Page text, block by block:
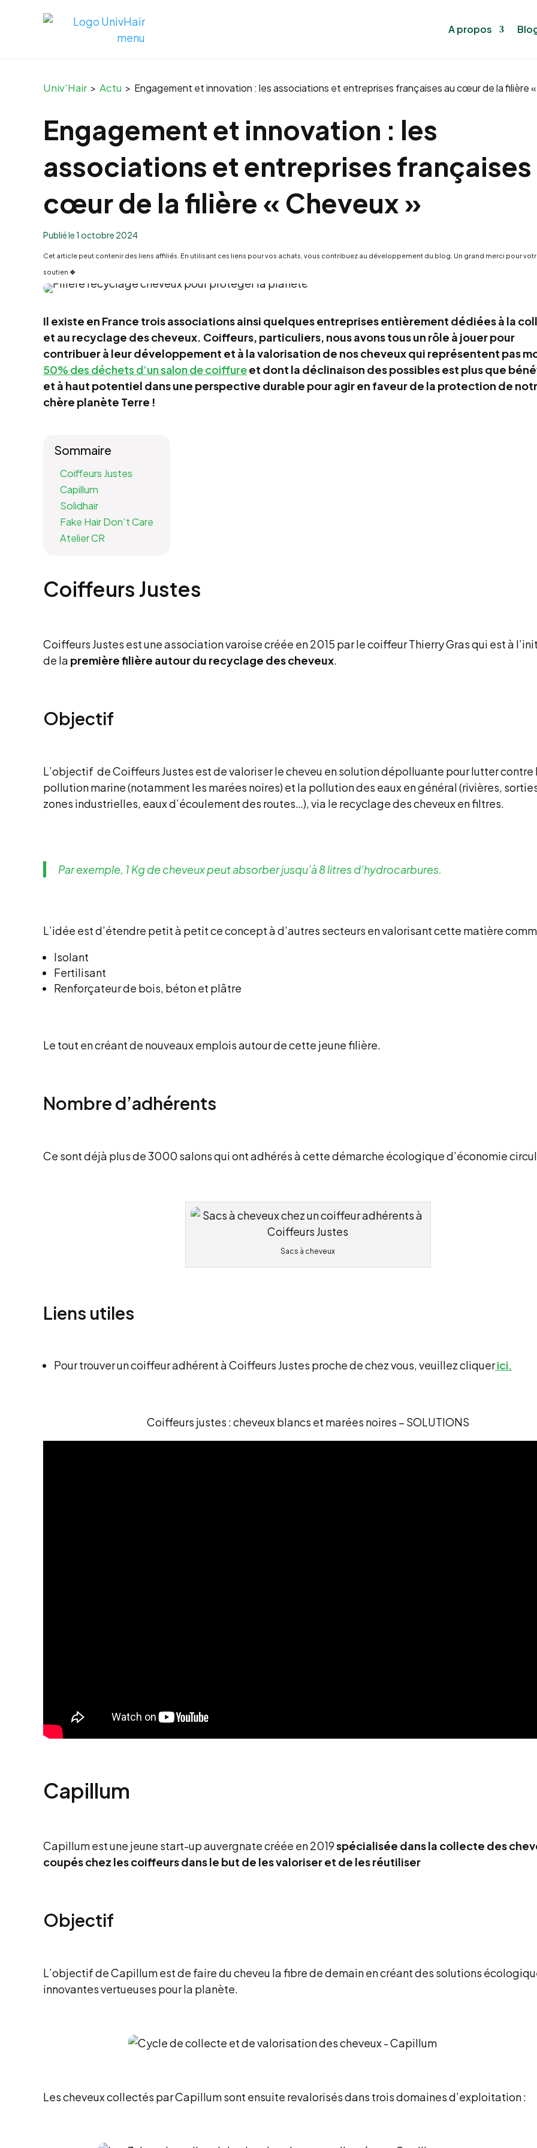
A propos
Univ'Hair > Actu > Engagement et innovation : les associations et entreprises françaises au cœur de la filière
Engagement et innovation : les
associations et entreprises françaises
cœur de la filière « Cheveux »
Publié le 1 octobre 2024
Cet article peut contenir des liens affiliés. En utilisant ces liens pour vos achats, vous contribuez au développement du blog. Un grand merci pour
soutien 🍀
Il existe en France trois associations ainsi quelques entreprises entièrement dédiées à la
et au recyclage des cheveux. Coiffeurs, particuliers, nous avons tous un rôle à jouer pour
contribuer à leur développement et à la valorisation de nos cheveux qui représentent pas
50% des déchets d’un salon de coiffureet dont la déclinaison des possibles est plus que
et à haut potentiel dans une perspective durable pour agir en faveur de la protection de
chère planète Terre !
Sommaire
Coiffeurs Justes
Capillum
Solidhair
Fake Hair Don’t Care
Atelier CR
Coiffeurs Justes
Coiffeurs Justes est une association varoise créée en 2015 par le coiffeur Thierry Gras qui est à
de la première filière autour du recyclage des cheveux.
Objectif
L’objectif de Coiffeurs Justes est de valoriser le cheveu en solution dépolluante pour lutter contre
pollution marine (notamment les marées noires) et la pollution des eaux en général (rivières,
zones industrielles, eaux d’écoulement des routes…), via le recyclage des cheveux en filtres.
Par exemple, 1 Kg de cheveux peut absorber jusqu’à 8 litres d’hydrocarbures.
L’idée est d’étendre petit à petit ce concept à d’autres secteurs en valorisant cette matière
Isolant
Fertilisant
Renforçateur de bois, béton et plâtre
Le tout en créant de nouveaux emplois autour de cette jeune filière.
Nombre d’adhérents
Ce sont déjà plus de 3000 salons qui ont adhérés à cette démarche écologique d’économie
Sacs à cheveux
Liens utiles
Pour trouver un coiffeur adhérent à Coiffeurs Justes proche de chez vous, veuillez cliquerici.
Coiffeurs justes : cheveux blancs et marées noires – SOLUTIONS
Capillum
Capillum est une jeune start-up auvergnate créée en 2019spécialisée dans la collecte des
coupés chez les coiffeurs dans le but de les valoriser et de les réutiliser
Objectif
L’objectif de Capillum est de faire du cheveu la fibre de demain en créant des solutions
innovantes vertueuses pour la planète.
Les cheveux collectés par Capillum sont ensuite revalorisés dans trois domaines d’exploitation :